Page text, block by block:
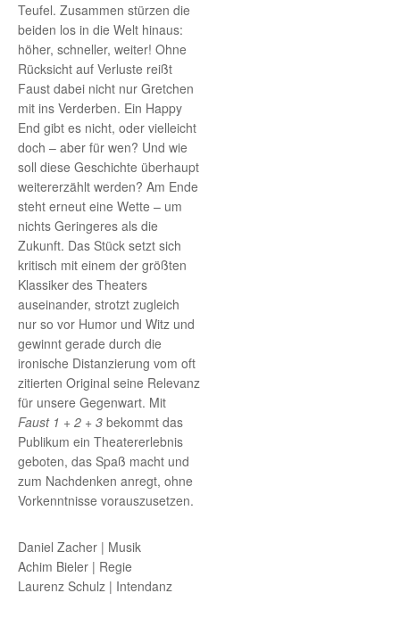
Teufel. Zusammen stürzen die
beiden los in die Welt hinaus:
höher, schneller, weiter! Ohne
Rücksicht auf Verluste reißt
Faust dabei nicht nur Gretchen
mit ins Verderben. Ein Happy
End gibt es nicht, oder vielleicht
doch – aber für wen? Und wie
soll diese Geschichte überhaupt
weitererzählt werden? Am Ende
steht erneut eine Wette – um
nichts Geringeres als die
Zukunft. Das Stück setzt sich
kritisch mit einem der größten
Klassiker des Theaters
auseinander, strotzt zugleich
nur so vor Humor und Witz und
gewinnt gerade durch die
ironische Distanzierung vom oft
zitierten Original seine Relevanz
für unsere Gegenwart. Mit
Faust 1 + 2 + 3 bekommt das
Publikum ein Theatererlebnis
geboten, das Spaß macht und
zum Nachdenken anregt, ohne
Vorkenntnisse vorauszusetzen.
Daniel Zacher | Musik
Achim Bieler | Regie
Laurenz Schulz | Intendanz